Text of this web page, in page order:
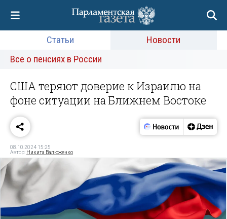
Статьи
Новости
Все о пенсиях в России
США теряют доверие к Израилю на
фоне ситуации на Ближнем Востоке
08.10.2024 15:25
Автор: Никита Валюженко